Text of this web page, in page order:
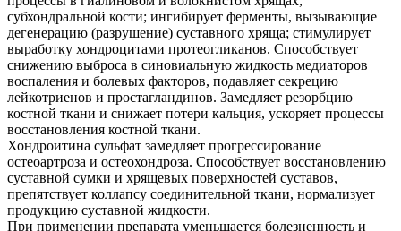
субхондральной кости; ингибирует ферменты, вызывающие
дегенерацию (разрушение) суставного хряща; стимулирует
выработку хондроцитами протеогликанов. Способствует
снижению выброса в синовиальную жидкость медиаторов
воспаления и болевых факторов, подавляет секрецию
лейкотриенов и простагландинов. Замедляет резорбцию
костной ткани и снижает потери кальция, ускоряет процессы
восстановления костной ткани.
Хондроитина сульфат замедляет прогрессирование
остеоартроза и остеохондроза. Способствует восстановлению
суставной сумки и хрящевых поверхностей суставов,
препятствует коллапсу соединительной ткани, нормализует
продукцию суставной жидкости.
При применении препарата уменьшается болезненность и